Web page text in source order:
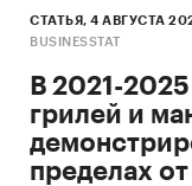
СТАТЬЯ, 4 АВГУСТА
BUSINESSTAT
В 2021-
грилей и
пределах